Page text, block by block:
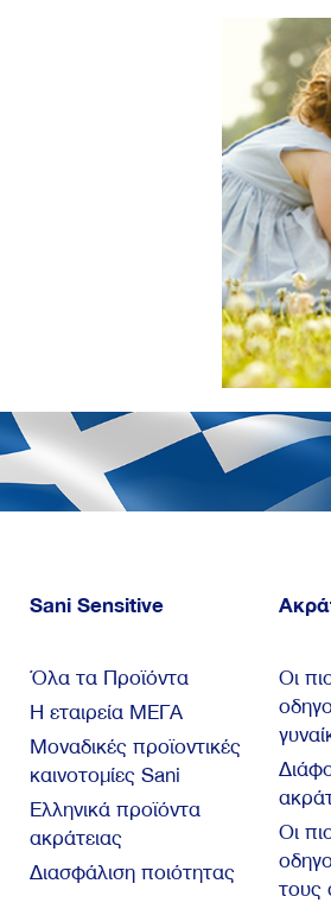
Sani Sensitive
Όλα τα Προϊόντα
Η εταιρεία ΜΕΓΑ
Μοναδικές προϊοντικές
καινοτομίες Sani
Ελληνικά προϊόντα
ακράτειας
Διασφάλιση ποιότητας
Οι
Οι
τους